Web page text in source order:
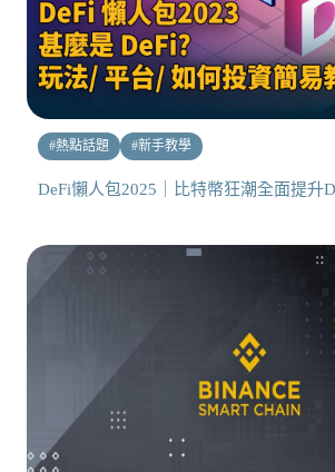
#熱點話題 #新手教學
DeFi懶人包2025｜比特幣狂潮全面提升